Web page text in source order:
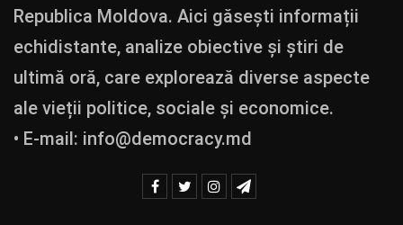
Republica Moldova. Aici găsești informații
echidistante, analize obiective și știri de
ultimă oră, care explorează diverse aspecte
ale vieții politice, sociale și economice.
• E-mail: info@democracy.md